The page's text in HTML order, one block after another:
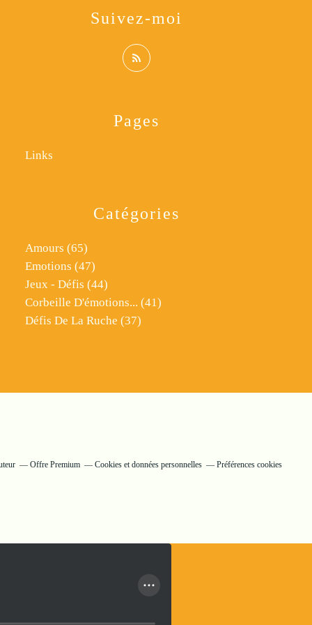
Catégories
Amours (65)
Emotions (47)
Jeux - Défis (44)
Corbeille D'émotions... (41)
Défis De La Ruche (37)
Pages
Links
Suivez-moi
Offre Premium Cookies et données personnelles Préférences cookies